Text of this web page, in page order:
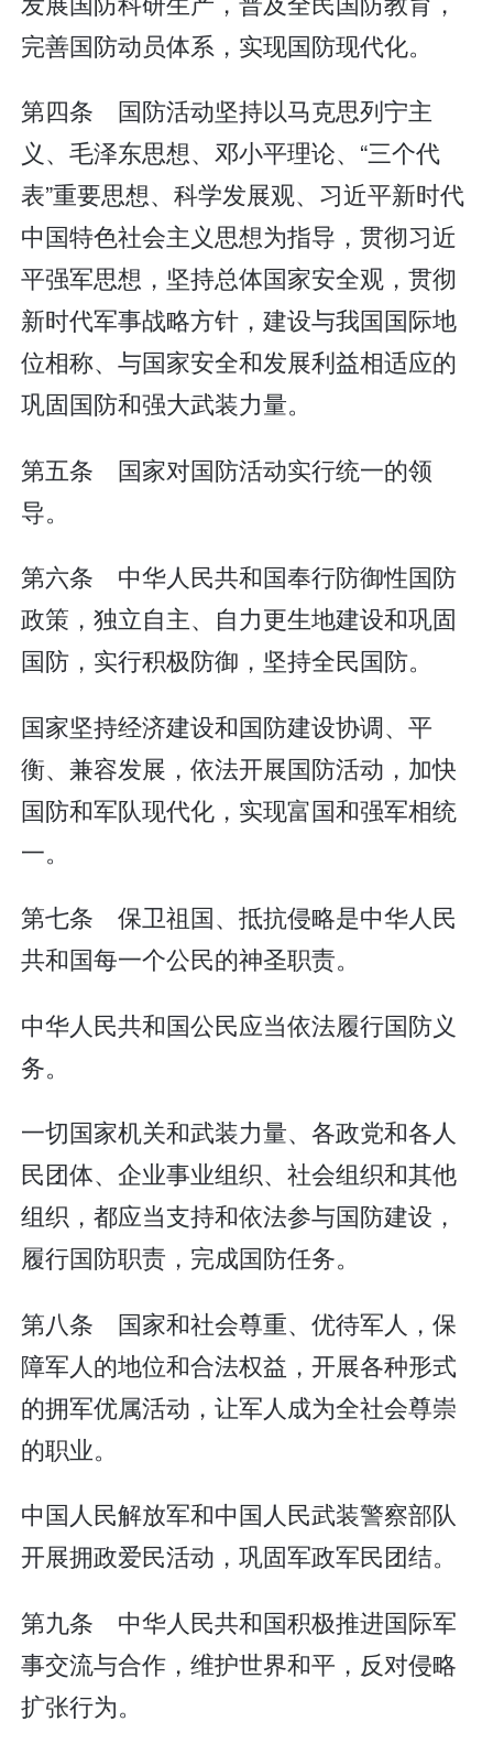
完善国防动员体系，实现国防现代化。
第四条 国防活动坚持以马克思列宁主
义、毛泽东思想、邓小平理论、“三个代
表”重要思想、科学发展观、习近平新时代
中国特色社会主义思想为指导，贯彻习近
平强军思想，坚持总体国家安全观，贯彻
新时代军事战略方针，建设与我国国际地
位相称、与国家安全和发展利益相适应的
巩固国防和强大武装力量。
第五条 国家对国防活动实行统一的领
导。
第六条 中华人民共和国奉行防御性国防
政策，独立自主、自力更生地建设和巩固
国防，实行积极防御，坚持全民国防。
国家坚持经济建设和国防建设协调、平
衡、兼容发展，依法开展国防活动，加快
国防和军队现代化，实现富国和强军相统
一。
第七条 保卫祖国、抵抗侵略是中华人民
共和国每一个公民的神圣职责。
中华人民共和国公民应当依法履行国防义
务。
一切国家机关和武装力量、各政党和各人
民团体、企业事业组织、社会组织和其他
组织，都应当支持和依法参与国防建设，
履行国防职责，完成国防任务。
第八条 国家和社会尊重、优待军人，保
障军人的地位和合法权益，开展各种形式
的拥军优属活动，让军人成为全社会尊崇
的职业。
中国人民解放军和中国人民武装警察部队
开展拥政爱民活动，巩固军政军民团结。
第九条 中华人民共和国积极推进国际军
事交流与合作，维护世界和平，反对侵略
扩张行为。